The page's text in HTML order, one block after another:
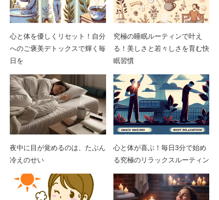
心と体を優しくリセット！自分
へのご褒美デトックスで輝く毎
日を
究極の睡眠ルーティンで叶え
る！美しさと若々しさを育む快
眠習慣
夜中に目が覚めるのは、たぶん
冷えのせい
心と体が喜ぶ！毎日3分で始め
る究極のリラックスルーティン